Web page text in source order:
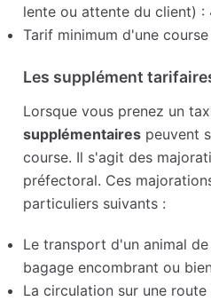
lente ou attente du client) :
Tarif minimum d'une
Les supplément
Lorsque vous prenez un
supplémentaires peuvent
course. Il s'agit des
préfectoral. Ces
particuliers suivants :
Le transport d'un animal
bagage encombrant ou
La circulation sur une